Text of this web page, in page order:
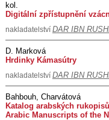
kol.
Digitální zpřístupnění
nakladatelství DAR IBN
D. Marková
Hrdinky Kámasútry
nakladatelství DAR IBN
Bahbouh, Charvátová
Katalog arabských
Arabic Manuscripts of the